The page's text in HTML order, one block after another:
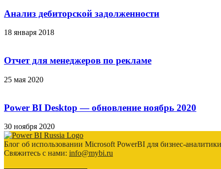
Анализ дебиторской задолженности
18 января 2018
Отчет для менеджеров по рекламе
25 мая 2020
Power BI Desktop — обновление ноябрь 2020
30 ноября 2020
Блог об использовании Microsoft PowerBI для бизнес-
Свяжитесь с нами: info@mybi.ru